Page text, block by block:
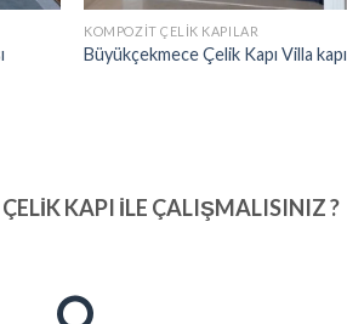
KOMPOZIT ÇELIK KAPILAR
Büyükçekmece Çelik Kapı Villa
KAPI İLE ÇALIŞMALISINIZ ?